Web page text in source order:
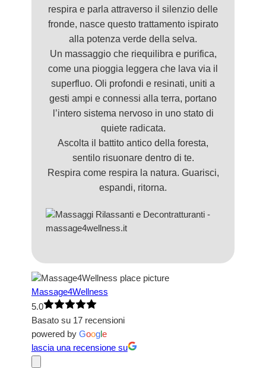
respira e parla attraverso il silenzio delle
fronde, nasce questo trattamento ispirato
alla potenza verde della selva.
Un massaggio che riequilibra e purifica,
come una pioggia leggera che lava via il
superfluo. Oli profondi e resinati, uniti a
gesti ampi e connessi alla terra, portano
l’intero sistema nervoso in uno stato di
quiete radicata.
Ascolta il battito antico della foresta,
sentilo risuonare dentro di te.
Respira come respira la natura. Guarisci,
espandi, ritorna.
Massage4Wellness
5.0
Basato su 17 recensioni
powered by Google
lascia una recensione su